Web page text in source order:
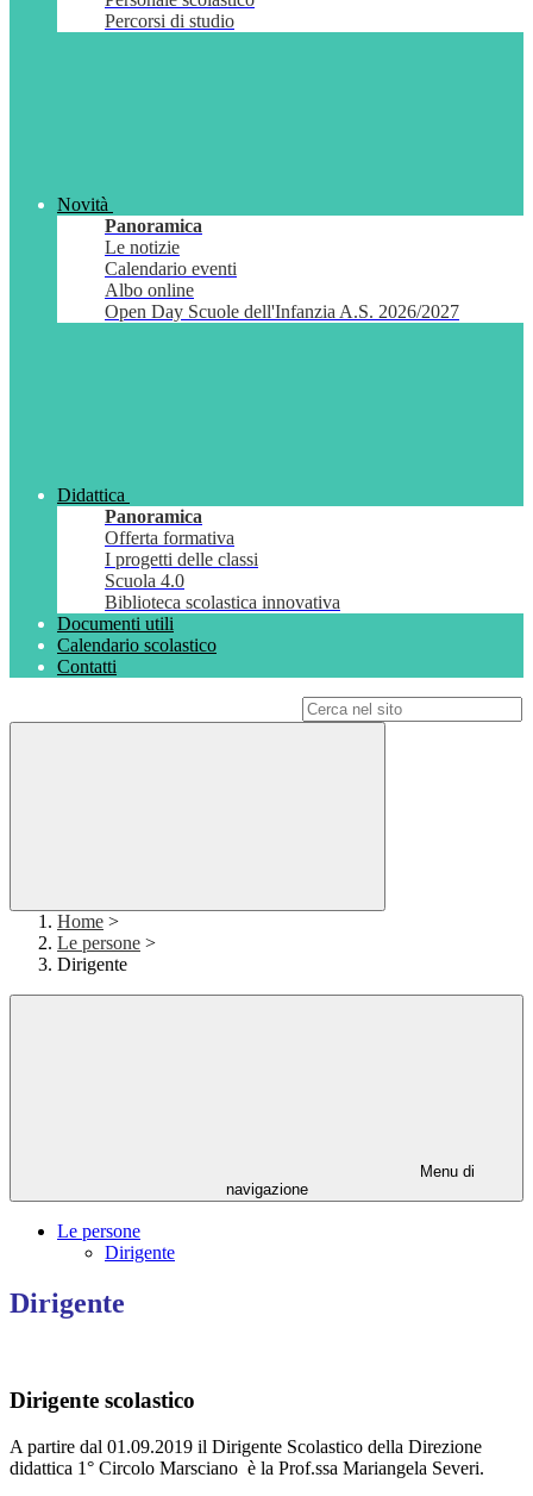
Percorsi di studio
Novità
Panoramica
Le notizie
Calendario eventi
Albo online
Open Day Scuole dell'Infanzia A.S. 2026/2027
Didattica
Panoramica
Offerta formativa
I progetti delle classi
Scuola 4.0
Biblioteca scolastica innovativa
Documenti utili
Calendario scolastico
Contatti
Home >
Le persone >
Dirigente
Menu di
navigazione
Le persone
Dirigente
Dirigente
Dirigente scolastico
A partire dal 01.09.2019 il Dirigente Scolastico della Direzione
didattica 1° Circolo Marsciano è la Prof.ssa Mariangela Severi.